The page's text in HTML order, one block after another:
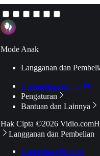
Mode Anak
Langganan dan
Hubungkan ke TV
Pengaturan
Bantuan dan Lainnya
Hak Cipta ©2026 Vidio.com
Langganan dan Pembelian
Langganan Premier